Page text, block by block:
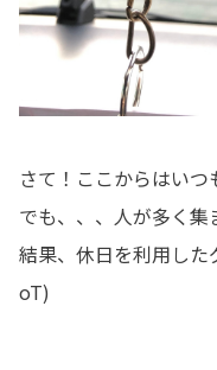
さて！ここからはいつ
でも、、、人が多く集
結果、休日を利用し
oT)